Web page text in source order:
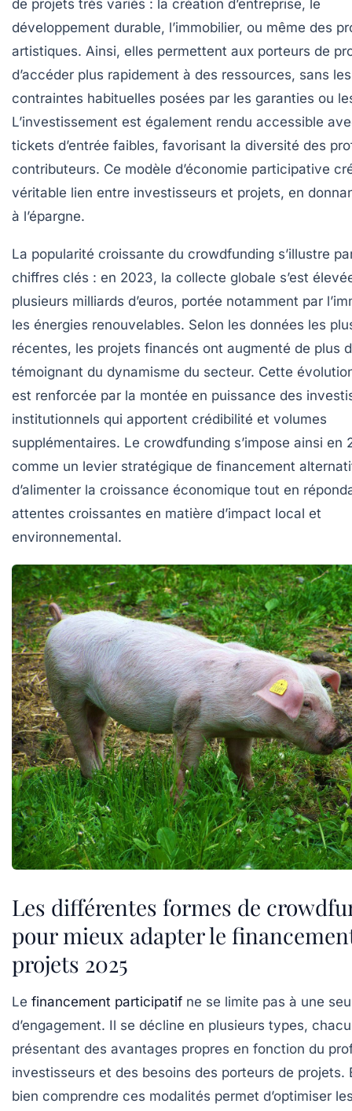
de projets très variés : la création d’entreprise, le
développement durable, l’immobilier, ou même des
artistiques. Ainsi, elles permettent aux porteurs de
d’accéder plus rapidement à des ressources, sans les
contraintes habituelles posées par les garanties ou
L’investissement est également rendu accessible
tickets d’entrée faibles, favorisant la diversité des
contributeurs. Ce modèle d’économie participative
véritable lien entre investisseurs et projets, en
à l’épargne.
La popularité croissante du crowdfunding s’illustre
chiffres clés : en 2023, la collecte globale s’est
plusieurs milliards d’euros, portée notamment par
les énergies renouvelables. Selon les données les
récentes, les projets financés ont augmenté de plus
témoignant du dynamisme du secteur. Cette
est renforcée par la montée en puissance des
institutionnels qui apportent crédibilité et volumes
supplémentaires. Le crowdfunding s’impose ainsi en
comme un levier stratégique de financement
d’alimenter la croissance économique tout en
attentes croissantes en matière d’impact local et
environnemental.
Les différentes formes de
pour mieux adapter le
projets 2025
Le financement participatif ne se limite pas à une
d’engagement. Il se décline en plusieurs types,
présentant des avantages propres en fonction du
investisseurs et des besoins des porteurs de projets.
bien comprendre ces modalités permet d’optimiser